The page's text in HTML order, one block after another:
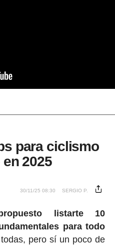
para ciclismo
2025
30/11/25 08:30 SERGIO P.
listarte 10
para todo
pero sí un poco de